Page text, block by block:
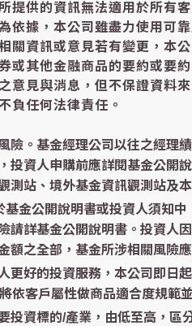
提供的資訊無法適用於所有
依據，本公司雖盡力使用可
關資訊或意見若有變更，本
或其他金融商品的要約或要
意見與消息，但不保證資料
負任何法律責任。
險。基金經理公司以往之經理
投資人申購前應詳閱基金公
測站、境外基金資訊觀測站
金公開說明書或投資人須知
請詳基金公開說明書。投資人
之全部，基金所涉相關風險
更好的投資服務，本公司即
依客戶屬性做商品適合度規範
投資標的/產業，由低至高，